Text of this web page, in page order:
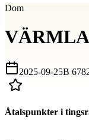
Dom
2025-09-25B
Åtalspunkter i